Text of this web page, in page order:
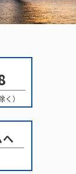
）